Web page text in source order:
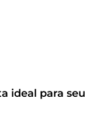
ideal para seu